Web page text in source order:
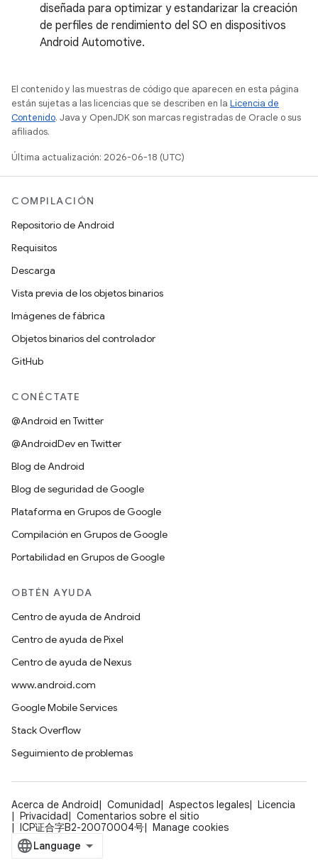
diseñada para optimizar y estandarizar la creación
de perfiles de rendimiento del SO en dispositivos
Android Automotive.
El contenido y las muestras de código que aparecen en esta página
están sujetas a las licencias que se describen en la Licencia de
Contenido. Java y OpenJDK son marcas registradas de Oracle o sus
afiliados.
Última actualización: 2026-06-18 (UTC)
COMPILACIÓN
Repositorio de Android
Requisitos
Descarga
Vista previa de los objetos binarios
Imágenes de fábrica
Objetos binarios del controlador
GitHub
CONÉCTATE
@Android en Twitter
@AndroidDev en Twitter
Blog de Android
Blog de seguridad de Google
Plataforma en Grupos de Google
Compilación en Grupos de Google
Portabilidad en Grupos de Google
OBTÉN AYUDA
Centro de ayuda de Android
Centro de ayuda de Pixel
Centro de ayuda de Nexus
www.android.com
Google Mobile Services
Stack Overflow
Seguimiento de problemas
Acerca de Android Comunidad Aspectos legales
Licencia
Privacidad
Comentarios sobre el sitio
ICP证合字B2-20070004号
Manage cookies